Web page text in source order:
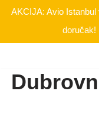
AKCIJA: Avio
doručak!
Skip
to